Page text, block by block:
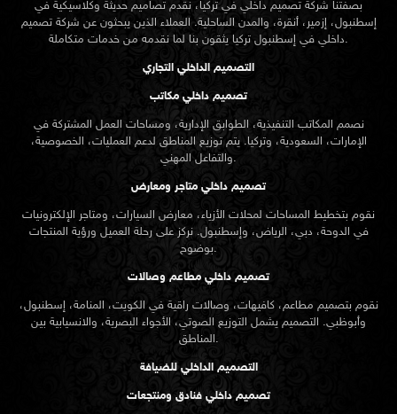
بصفتنا شركة تصميم داخلي في تركيا، نقدم تصاميم حديثة وكلاسيكية في
إسطنبول، إزمير، أنقرة، والمدن الساحلية. العملاء الذين يبحثون عن شركة تصميم
داخلي في إسطنبولتركيا يثقون بنا لما نقدمه من خدمات متكاملة.
التصميم الداخلي التجاري
تصميم داخلي مكاتب
نصمم المكاتب التنفيذية، الطوابق الإدارية، ومساحات العمل المشتركة في
الإمارات، السعودية، وتركيا. يتم توزيع المناطق لدعم العمليات، الخصوصية،
والتفاعل المهني.
تصميم داخلي متاجر ومعارض
نقوم بتخطيط المساحات لمحلات الأزياء، معارض السيارات، ومتاجر الإلكترونيات
في الدوحة، دبي، الرياض، وإسطنبول. نركز على رحلة العميل ورؤية المنتجات
بوضوح.
تصميم داخلي مطاعم وصالات
نقوم بتصميم مطاعم، كافيهات، وصالات راقية في الكويت، المنامة، إسطنبول،
وأبوظبي. التصميم يشمل التوزيع الصوتي، الأجواء البصرية، والانسيابية بين
المناطق.
التصميم الداخلي للضيافة
تصميم داخلي فنادق ومنتجعات